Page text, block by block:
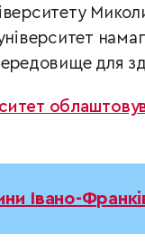
для
Івано-